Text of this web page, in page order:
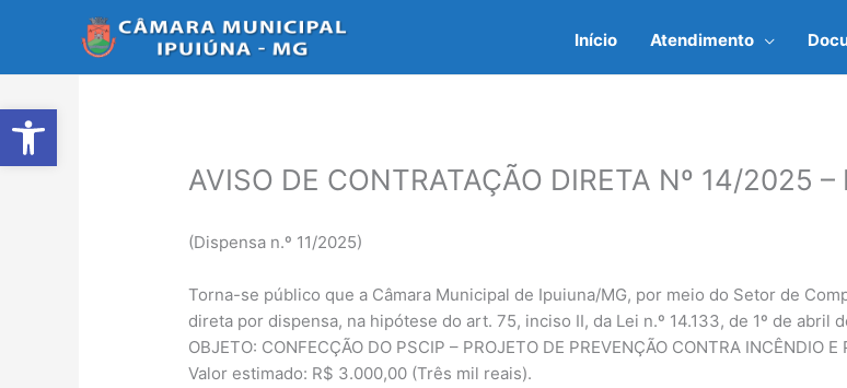
Abrir a barra de ferramentas
Início Atendimento
AVISO DE CONTRATAÇÃO DIRETA Nº 14/2025
(Dispensa n.º 11/2025)
Torna-se público que a Câmara Municipal de Ipuiuna/MG, por meio do Setor de
direta por dispensa, na hipótese do art. 75, inciso II, da Lei n.º 14.133, de 1º de abril
OBJETO: CONFECÇÃO DO PSCIP – PROJETO DE PREVENÇÃO CONTRA INCÊNDIO
Valor estimado: R$ 3.000,00 (Três mil reais).